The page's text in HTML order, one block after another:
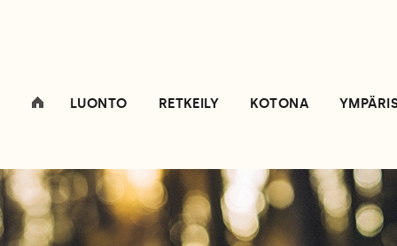
LUONTO RETKEILY KOTONA